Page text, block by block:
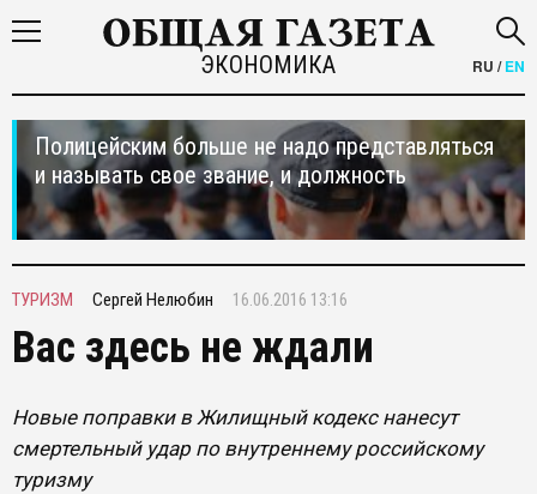
ЭКОНОМИКА RU /EN
Полицейским больше не надо представляться
и называть свое звание, и должность
ТУРИЗМ Сергей Нелюбин 16.06.2016 13:16
Вас здесь не ждали
Новые поправки в Жилищный кодекс нанесут
смертельный удар по внутреннему российскому
туризму